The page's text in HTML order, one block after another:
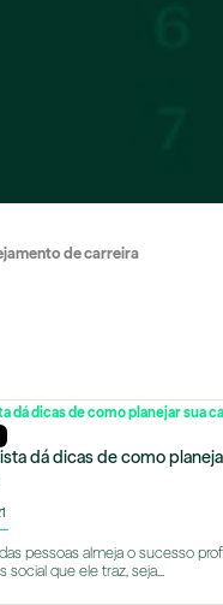
de carreira
dá dicas de como
pessoas almeja o sucesso
social que ele traz, seja...